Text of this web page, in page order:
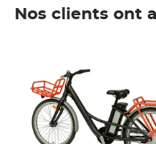
Nos clients ont